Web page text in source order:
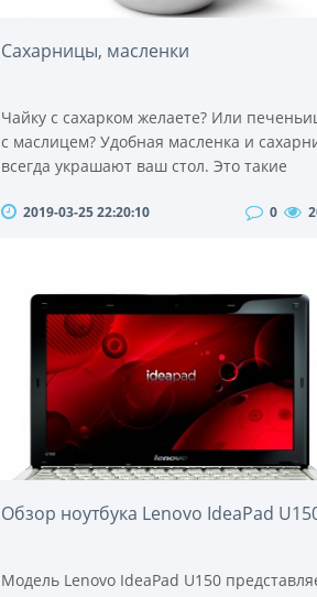
Сахарницы, масленки
Чайку с сахарком желаете? Или
с маслицем? Удобная масленка и
всегда украшают ваш стол. Это такие
можно обойтись, но которые украсят ваш
даже основательный.Масленкой является
столовая посуда, которая используется
хранени..
2019-03-25 22:20:10 0
Обзор ноутбука Lenovo IdeaPad
Модель Lenovo IdeaPad U150